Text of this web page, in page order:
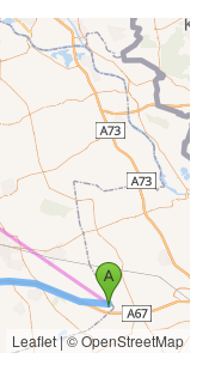
Leaflet|© OpenStreetMap